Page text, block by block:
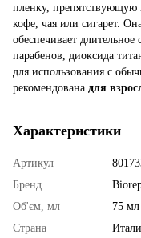
пленку, препятствующую
кофе, чая или сигарет.
обеспечивает
парабенов, диоксида
для использования с
рекомендована для
Характеристики
Артикул
Бренд
Об'єм, мл
75 мл
Страна